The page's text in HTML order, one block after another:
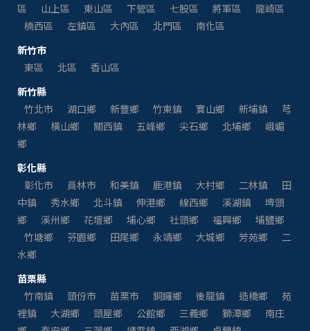
區
山上區 東山區 下營區 七股區 將軍區
龍崎區
楠西區
左鎮區 大內區 北門區
南化區
新竹市
東區
北區
香山區
新竹縣
竹北市
湖口鄉 新豐鄉 竹東鎮 寶山鄉 新埔鎮
芎
林鄉
橫山鄉 關西鎮 五峰鄉 尖石鄉 北埔鄉
峨嵋
鄉
彰化縣
彰化市
員林市 和美鎮 鹿港鎮 大村鄉 二林鎮
田
中鎮
秀水鄉 北斗鎮 伸港鄉 線西鄉 溪湖鎮
埤頭
鄉
溪州鄉 花壇鄉 埔心鄉 社頭鄉 福興鄉
埔鹽鄉
竹塘鄉
芬園鄉 田尾鄉 永靖鄉 大城鄉 芳苑鄉
二
水鄉
苗栗縣
竹南鎮
頭份市 苗栗市 銅鑼鄉 後龍鎮 造橋鄉
苑
裡鎮
大湖鄉 頭屋鄉 公館鄉 三義鄉 獅潭鄉
南庄